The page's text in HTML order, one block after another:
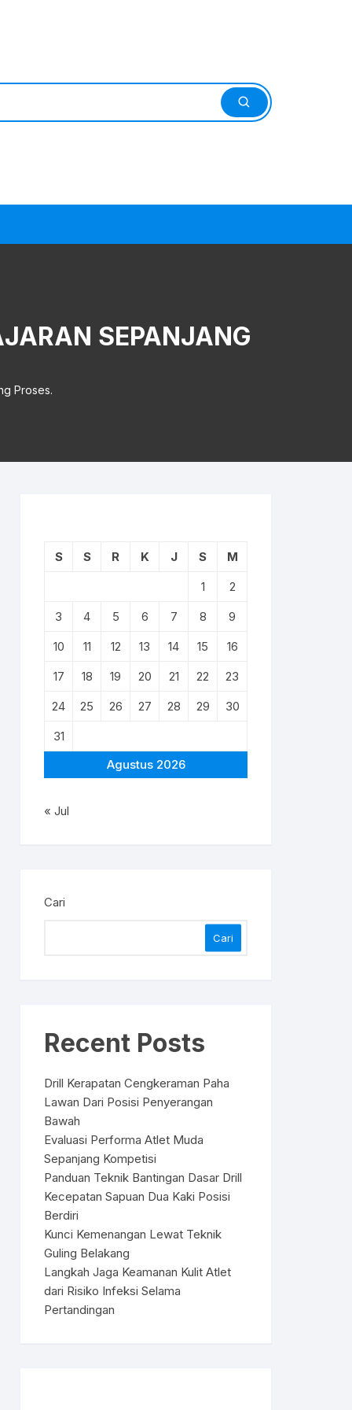
SEPANJANG
Proses.
Agustus 2026
S S R K J S
M
1
2
3
4 5 6 7 8
9
10
11 12 13 14 15
16
17
18 19 20 21 22
23
24
25 26 27 28 29
30
31
« Jul
Cari
Cari
Recent Posts
Drill Kerapatan Cengkeraman Paha
Lawan Dari Posisi Penyerangan
Bawah
Evaluasi Performa Atlet Muda
Sepanjang Kompetisi
Panduan Teknik Bantingan Dasar Drill
Kecepatan Sapuan Dua Kaki Posisi
Berdiri
Kunci Kemenangan Lewat Teknik
Guling Belakang
Langkah Jaga Keamanan Kulit Atlet
dari Risiko Infeksi Selama
Pertandingan